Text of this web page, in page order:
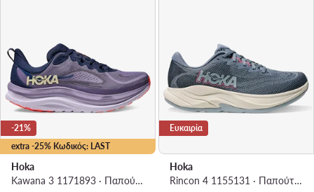
extra -25% Κωδικός: LAST
-21%
Hoka
Kawana 3 1171893 · Παπούτσια για Τρέξιμο
Ευκαιρία
Hoka
Rincon 4 1155131 · Παπούτσια για Τρέξιμο